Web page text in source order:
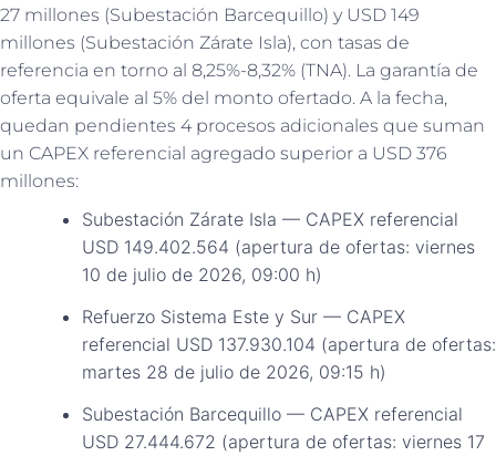
27 millones (Subestación Barcequillo) y USD 149
millones (Subestación Zárate Isla), con tasas de
referencia en torno al 8,25%-8,32% (TNA). La garantía de
oferta equivale al 5% del monto ofertado. A la fecha,
quedan pendientes 4 procesos adicionales que suman
un CAPEX referencial agregado superior a USD 376
millones:
Subestación Zárate Isla — CAPEX referencial
USD 149.402.564 (apertura de ofertas: viernes
10 de julio de 2026, 09:00 h)
Refuerzo Sistema Este y Sur — CAPEX
referencial USD 137.930.104 (apertura de ofertas:
martes 28 de julio de 2026, 09:15 h)
Subestación Barcequillo — CAPEX referencial
USD 27.444.672 (apertura de ofertas: viernes 17